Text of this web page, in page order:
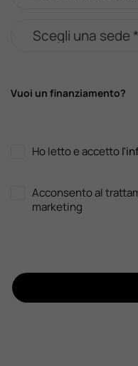
Vuoi un finanziamento?
Ho letto e accetto
Acconsento al
marketing